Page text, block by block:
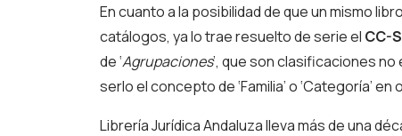
En cuanto a la posibilidad de que un mismo
catálogos, ya lo trae resuelto de serie el CC-
de ‘Agrupaciones’, que son clasificaciones
serlo el concepto de ‘Familia’ o ‘Categoría’ en
Librería Jurídica Andaluza lleva más de una